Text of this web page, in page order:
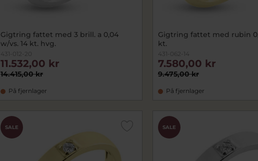
Gigtring fattet med 3 brill. a 0,04
w/vs. 14 kt. hvg.
431-012-20
14.415,00 kr
11.532,00 kr
På fjernlager
Gigtring fattet med rubin
kt.
431-062-14
9.475,00 kr
7.580,00 kr
På fjernlager
SALE SALE